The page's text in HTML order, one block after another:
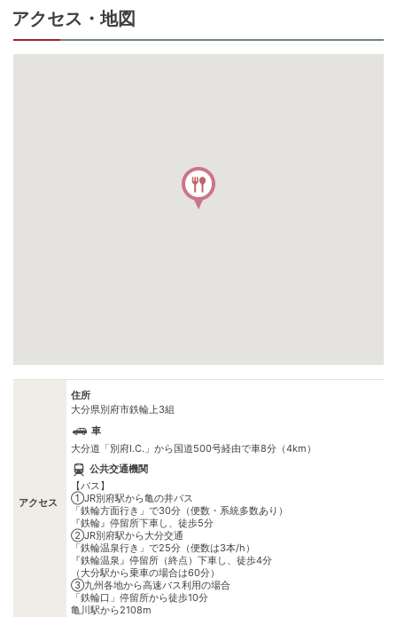
アクセス・地図
アクセス
住所
大分県別府市鉄輪上3組
車
大分道「別府I.C.」から国道500号経由で車8分（4km）
公共交通機関
【バス】
①JR別府駅から亀の井バス
「鉄輪方面行き」で30分（便数・系統多数あり）
『鉄輪』停留所下車し、徒歩5分
②JR別府駅から大分交通
「鉄輪温泉行き」で25分（便数は3本/h）
『鉄輪温泉』停留所（終点）下車し、徒歩4分
（大分駅から乗車の場合は60分）
③九州各地から高速バス利用の場合
「鉄輪口」停留所から徒歩10分
亀川駅から2108m